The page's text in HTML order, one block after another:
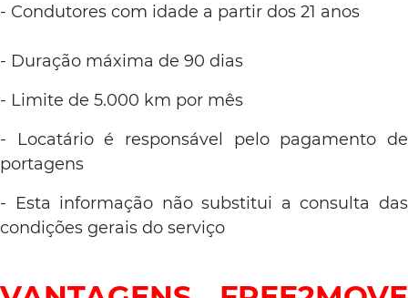
- Condutores com idade a partir dos 21 anos
- Duração máxima de 90 dias
- Limite de 5.000 km por mês
- Locatário é responsável pelo pagamento de
portagens
- Esta informação não substitui a consulta das
condições gerais do serviço